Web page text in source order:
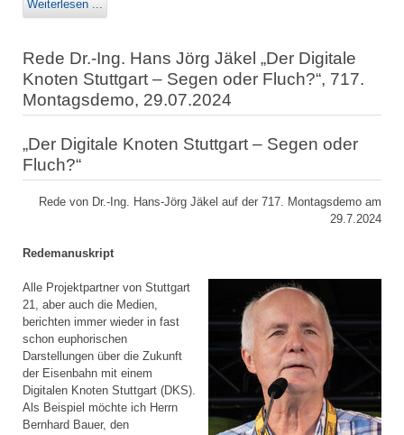
Weiterlesen ...
Rede Dr.-Ing. Hans Jörg Jäkel „Der Digitale
Knoten Stuttgart – Segen oder Fluch?“, 717.
Montagsdemo, 29.07.2024
„Der Digitale Knoten Stuttgart – Segen oder
Fluch?“
Rede von Dr.-Ing. Hans-Jörg Jäkel auf der 717. Montagsdemo am
29.7.2024
Redemanuskript
Alle Projektpartner von Stuttgart
21, aber auch die Medien,
berichten immer wieder in fast
schon euphorischen
Darstellungen über die Zukunft
der Eisenbahn mit einem
Digitalen Knoten Stuttgart (DKS).
Als Beispiel möchte ich Herrn
Bernhard Bauer, den